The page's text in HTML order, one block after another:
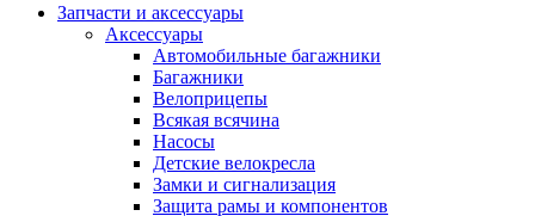
Запчасти и аксессуары
Аксессуары
Автомобильные багажники
Багажники
Велоприцепы
Всякая всячина
Насосы
Детские велокресла
Замки и сигнализация
Защита рамы и компонентов